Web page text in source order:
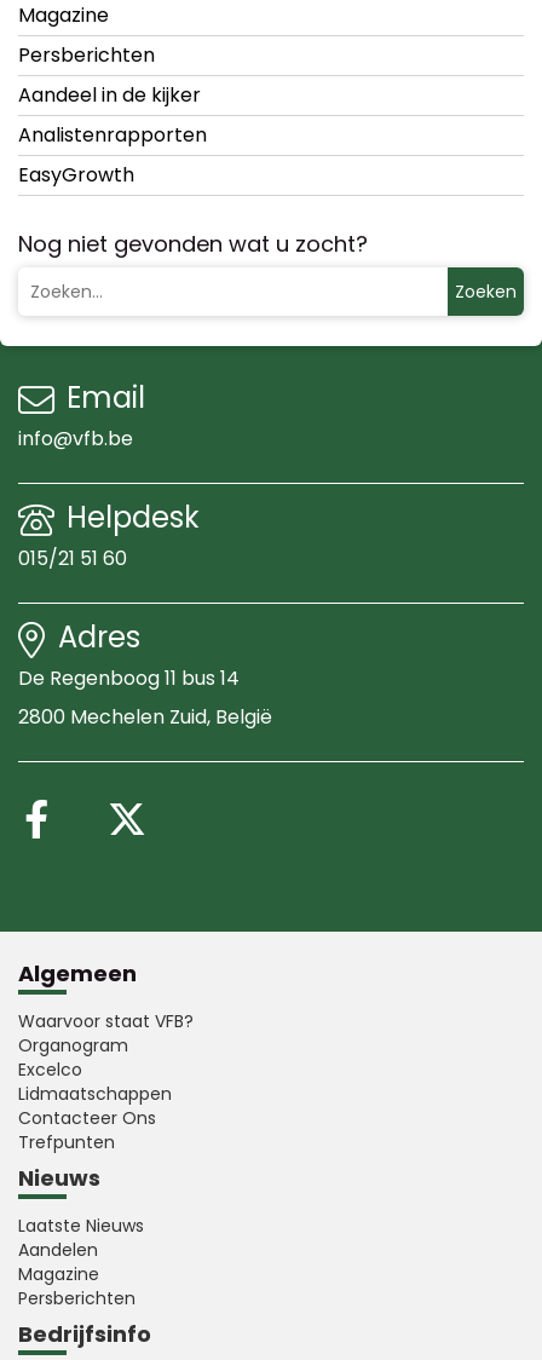
Magazine
Persberichten
Aandeel in de kijker
Analistenrapporten
EasyGrowth
Nog niet gevonden wat u zocht?
Zoeken
Email
info@vfb.be
Helpdesk
015/21 51 60
Adres
De Regenboog 11 bus 14
2800 Mechelen Zuid, België
Volg ons op Facebook
Algemeen
Waarvoor staat VFB?
Organogram
Excelco
Lidmaatschappen
Contacteer Ons
Trefpunten
Nieuws
Laatste Nieuws
Aandelen
Magazine
Persberichten
Bedrijfsinfo